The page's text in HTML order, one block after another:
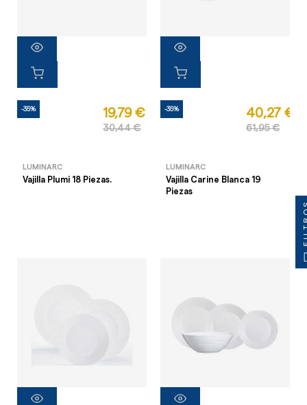
-35% 19,79 €
30,44 €
LUMINARC
Vajilla Plumi 18 Piezas.
-35% 40,27 €
61,95 €
LUMINARC
Vajilla Carine Blanca 19
Piezas